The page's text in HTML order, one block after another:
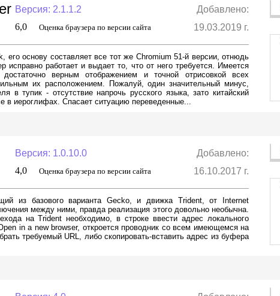
4,0 Оценка браузера по версии сайта 16.10.2017 г.
Версия: 1.0.10.0 Добавлено:
из базового варианта Gecko, и движка Trident, от Internet
между ними, правда реализация этого довольно необычна.
на Trident необходимо, в строке ввести адрес локального
in a new browser, откроется проводник со всем имеющемся на
требуемый URL, либо скопировать-вставить адрес из буфера
6,0 Оценка браузера по версии сайта 19.03.2019 г.
Версия: 2.1.1.2 Добавлено:
его основу составляет все тот же Chromium 51-й версии, отнюдь
исправно работает и выдает то, что от него требуется. Имеется
верным отображением и точной отрисовкой всех
их расположением. Пожалуй, один значительный минус,
в тупик - отсутствие напрочь русского языка, зато китайский
в иероглифах. Спасает ситуацию переведенные...